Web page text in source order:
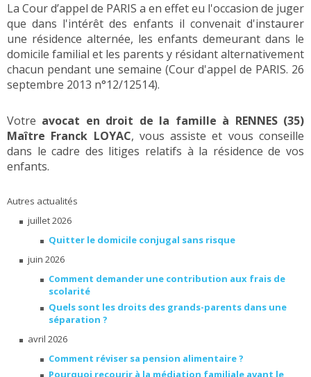
La Cour d’appel de PARIS a en effet eu l'occasion de juger
que dans l'intérêt des enfants il convenait d'instaurer
une résidence alternée, les enfants demeurant dans le
domicile familial et les parents y résidant alternativement
chacun pendant une semaine (Cour d'appel de PARIS. 26
septembre 2013 n°12/12514).
Votre avocat en droit de la famille à RENNES (35)
Maître Franck LOYAC, vous assiste et vous conseille
dans le cadre des litiges relatifs à la résidence de vos
enfants.
Autres actualités
juillet 2026
Quitter le domicile conjugal sans risque
juin 2026
Comment demander une contribution aux frais de
scolarité
Quels sont les droits des grands-parents dans une
séparation ?
avril 2026
Comment réviser sa pension alimentaire ?
Pourquoi recourir à la médiation familiale avant le